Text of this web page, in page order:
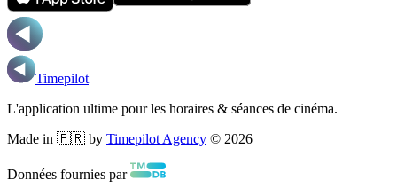
Timepilot
L'application ultime pour les horaires & séances de cinéma.
Made in 🇫🇷 by Timepilot Agency © 2026
Données fournies par